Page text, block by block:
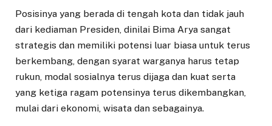
Posisinya yang berada di tengah kota dan tidak jauh
dari kediaman Presiden, dinilai Bima Arya sangat
strategis dan memiliki potensi luar biasa untuk terus
berkembang, dengan syarat warganya harus tetap
rukun, modal sosialnya terus dijaga dan kuat serta
yang ketiga ragam potensinya terus dikembangkan,
mulai dari ekonomi, wisata dan sebagainya.